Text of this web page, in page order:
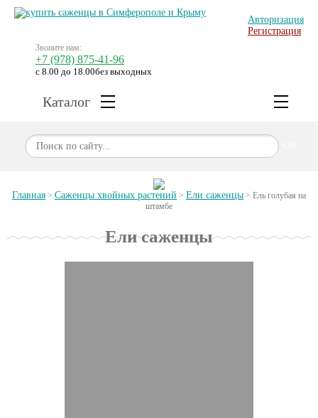
Звоните нам:
+7 (978) 875-41-96
с 8.00 до 18.00без выходных
Авторизация
Регистрация
Каталог
Главная > Саженцы хвойных растений > Ели саженцы > Ель голубая на
штамбе
Ели саженцы